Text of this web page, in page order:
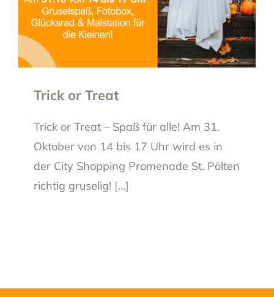
Trick or Treat
Trick or Treat
Trick or Treat – Spaß für alle! Am 31.
Oktober von 14 bis 17 Uhr wird es in
der City Shopping Promenade St. Pölten
richtig gruselig! […]